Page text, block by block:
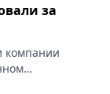
за
компании